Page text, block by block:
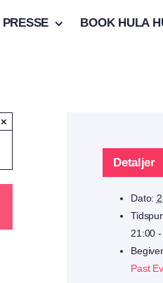
PRESSE BOOK HULA
×
Detaljer
Dato:
21:00
Past